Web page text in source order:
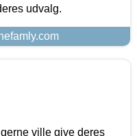
udvalg.
ville give deres